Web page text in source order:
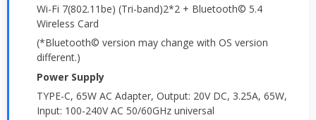
Wi-Fi 7(802.11be) (Tri-band)2*2 + Bluetooth© 5.4
Wireless Card
(*Bluetooth© version may change with OS version
different.)
Power Supply
TYPE-C, 65W AC Adapter, Output: 20V DC, 3.25A, 65W,
Input: 100-240V AC 50/60GHz universal